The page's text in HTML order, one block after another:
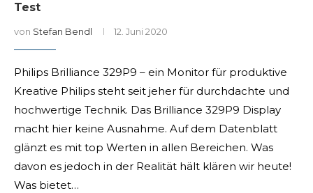
Test
von Stefan Bendl 12. Juni 2020
Philips Brilliance 329P9 – ein Monitor für produktive
Kreative Philips steht seit jeher für durchdachte und
hochwertige Technik. Das Brilliance 329P9 Display
macht hier keine Ausnahme. Auf dem Datenblatt
glänzt es mit top Werten in allen Bereichen. Was
davon es jedoch in der Realität hält klären wir heute!
Was bietet…